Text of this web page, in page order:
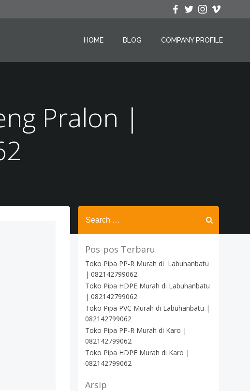
HOME BLOG COMPANY PROFILE
Pralon |
Search
for:
Pos-pos Terbaru
Toko Pipa PP-R Murah di Labuhanbatu
| 082142799062
Toko Pipa HDPE Murah di Labuhanbatu
| 082142799062
Toko Pipa PVC Murah di Labuhanbatu |
082142799062
Toko Pipa PP-R Murah di Karo |
082142799062
Toko Pipa HDPE Murah di Karo |
082142799062
Arsip